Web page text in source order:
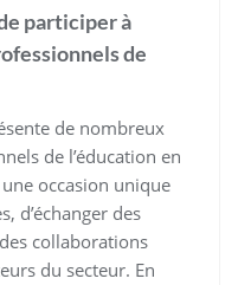
participer à
de
de nombreux
de l’éducation en
occasion unique
d’échanger des
collaborations
du secteur. En